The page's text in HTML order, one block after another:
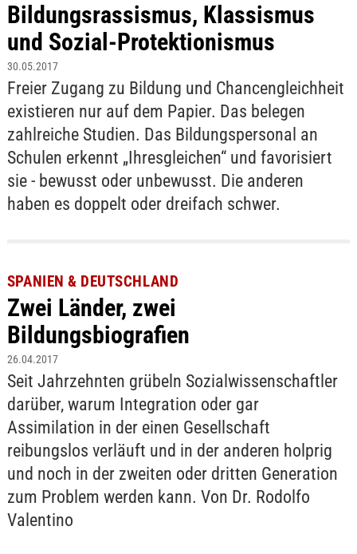
Bildungsrassismus, Klassismus
und Sozial-Protektionismus
30.05.2017
Freier Zugang zu Bildung und Chancengleichheit
existieren nur auf dem Papier. Das belegen
zahlreiche Studien. Das Bildungspersonal an
Schulen erkennt „Ihresgleichen“ und favorisiert
sie - bewusst oder unbewusst. Die anderen
haben es doppelt oder dreifach schwer.
SPANIEN & DEUTSCHLAND
Zwei Länder, zwei
Bildungsbiografien
26.04.2017
Seit Jahrzehnten grübeln Sozialwissenschaftler
darüber, warum Integration oder gar
Assimilation in der einen Gesellschaft
reibungslos verläuft und in der anderen holprig
und noch in der zweiten oder dritten Generation
zum Problem werden kann. Von Dr. Rodolfo
Valentino